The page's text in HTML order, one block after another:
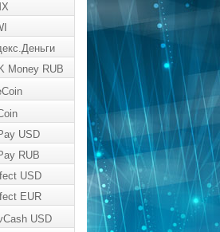
Money RUB
USD
RUB
USD
EUR
USD